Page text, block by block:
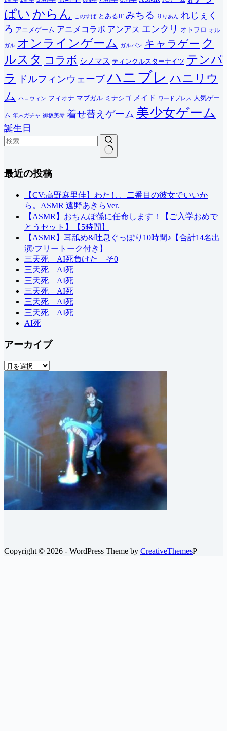
ぱい からん このすば とあるIF みちる りりあん れじぇく
ろ アニメゲーム アニメコラボ アンアス エンクリ オトフロ オル
ガル オンラインゲーム ガルパン キャラゲー ク
ルスタ コラボ シノマス ティンクルスターナイツ テンパ
ラ
ドルフィンウェーブハニブレ ハニリウ
ム
ハロウィン フィオナ マブガル ミナシゴ メイド ワードプレス 人気ゲー
ム 年末ガチャ 御坂美琴 着せ替えゲーム 美少女ゲーム
誕生日
果
最近の投稿
【CV:高野麻里佳】わたし、二番目の彼女でいいか
ら。ASMR 遠野あきらVer.
【ASMR】おちんぽ係に任命します！【ご入学おめで
とうセット】【5時間】
【ASMR】耳舐め&吐息ぐっぽり10時間♪【合計14名出
演/フリートーク付き】
三天死 AI死負けた そ0
三天死 AI死
三天死 AI死
三天死 AI死
三天死 AI死
三天死 AI死
AI死
アーカイブ
ア
Copyright © 2026 - WordPress Theme by CreativeThemesP